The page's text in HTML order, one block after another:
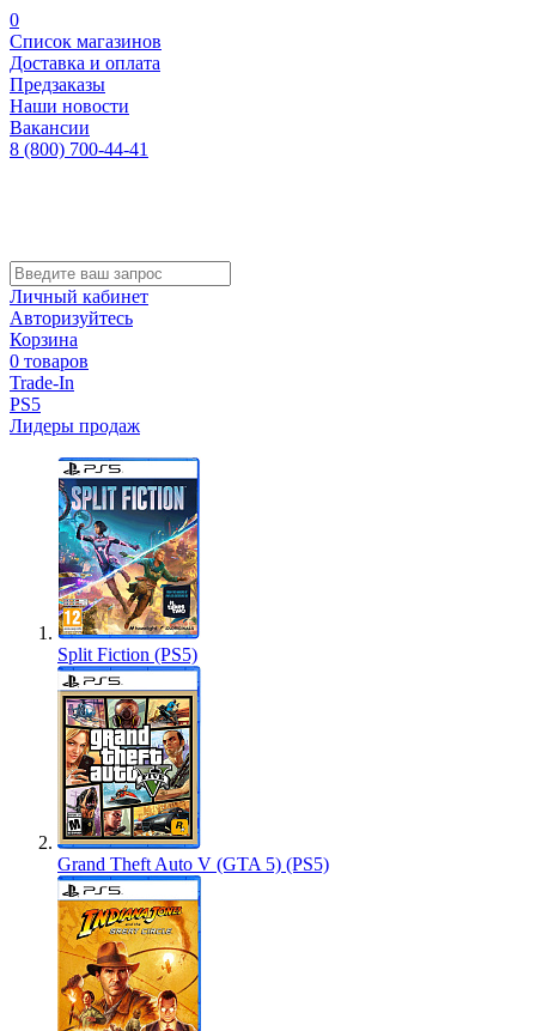
0
Список магазинов
Доставка и оплата
Предзаказы
Наши новости
Вакансии
8 (800) 700-44-41
Личный кабинет
Авторизуйтесь
Корзина
0 товаров
Trade-In
PS5
Лидеры продаж
Split Fiction (PS5)
Grand Theft Auto V (GTA 5) (PS5)